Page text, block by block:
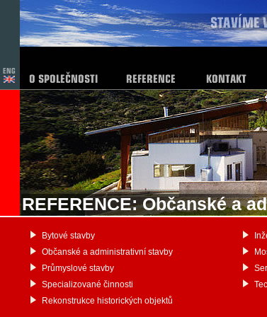
REFERENCE: Občanské a
Bytové stavby
Občanské a administrativní stavby
Průmyslové stavby
Specializované činnosti
Rekonstrukce historických objektů